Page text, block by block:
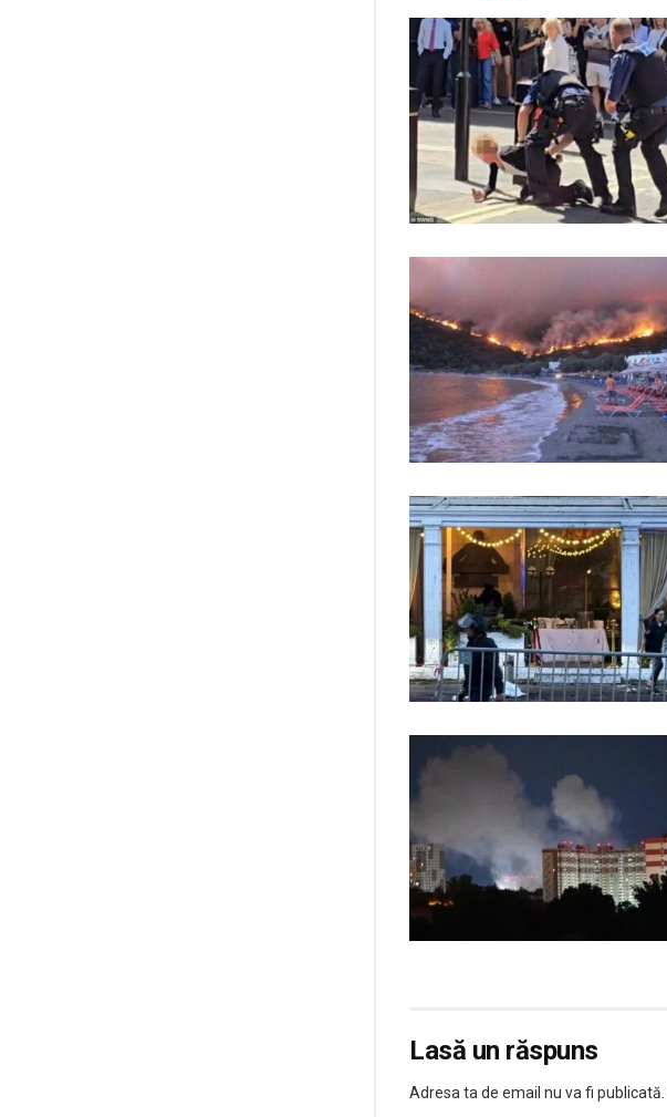
Lasă un răspuns
Adresa ta de email nu va fi publicată.